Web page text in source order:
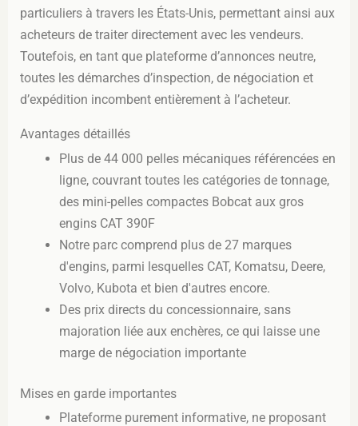
particuliers à travers les États-Unis, permettant ainsi aux
acheteurs de traiter directement avec les vendeurs.
Toutefois, en tant que plateforme d’annonces neutre,
toutes les démarches d’inspection, de négociation et
d’expédition incombent entièrement à l’acheteur.
Avantages détaillés
Plus de 44 000 pelles mécaniques référencées en
ligne, couvrant toutes les catégories de tonnage,
des mini-pelles compactes Bobcat aux gros
engins CAT 390F
Notre parc comprend plus de 27 marques
d'engins, parmi lesquelles CAT, Komatsu, Deere,
Volvo, Kubota et bien d'autres encore.
Des prix directs du concessionnaire, sans
majoration liée aux enchères, ce qui laisse une
marge de négociation importante
Mises en garde importantes
Plateforme purement informative, ne proposant